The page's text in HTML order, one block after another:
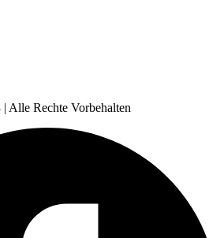
Rechte Vorbehalten